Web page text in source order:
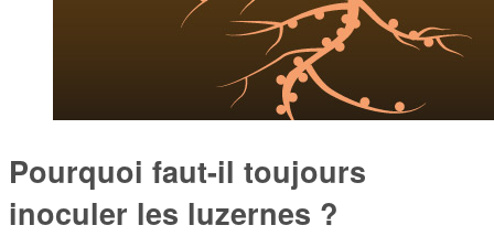
Pourquoi faut-il toujours
inoculer les luzernes ?